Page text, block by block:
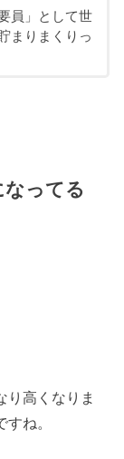
員」として世
まりまくりっ
ってる
り高くなりま
ね。